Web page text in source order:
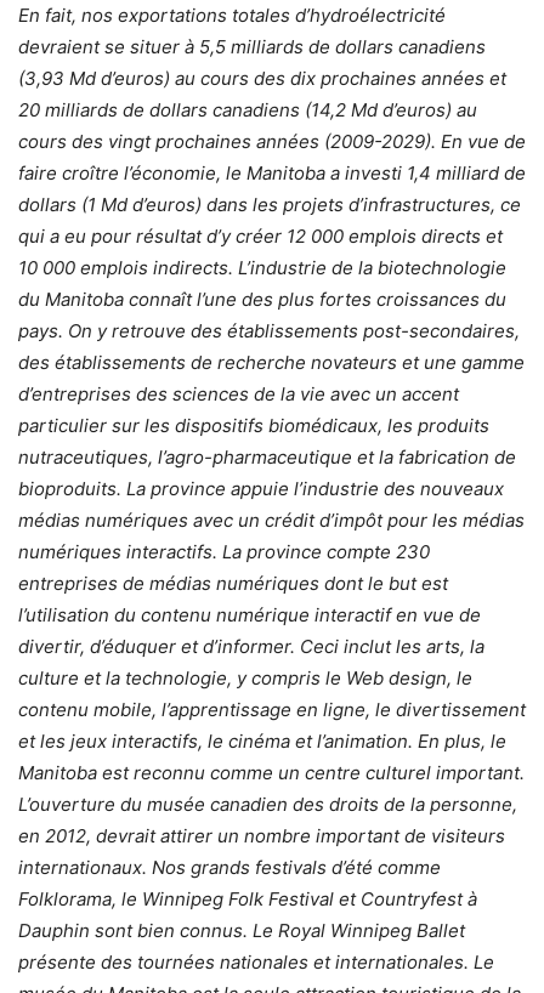
En fait, nos exportations totales d’hydroélectricité
devraient se situer à 5,5 milliards de dollars canadiens
(3,93 Md d’euros) au cours des dix prochaines années et
20 milliards de dollars canadiens (14,2 Md d’euros) au
cours des vingt prochaines années (2009-2029). En vue de
faire croître l’économie, le Manitoba a investi 1,4 milliard de
dollars (1 Md d’euros) dans les projets d’infrastructures, ce
qui a eu pour résultat d’y créer 12 000 emplois directs et
10 000 emplois indirects. L’industrie de la biotechnologie
du Manitoba connaît l’une des plus fortes croissances du
pays. On y retrouve des établissements post-secondaires,
des établissements de recherche novateurs et une gamme
d’entreprises des sciences de la vie avec un accent
particulier sur les dispositifs biomédicaux, les produits
nutraceutiques, l’agro-pharmaceutique et la fabrication de
bioproduits. La province appuie l’industrie des nouveaux
médias numériques avec un crédit d’impôt pour les médias
numériques interactifs. La province compte 230
entreprises de médias numériques dont le but est
l’utilisation du contenu numérique interactif en vue de
divertir, d’éduquer et d’informer. Ceci inclut les arts, la
culture et la technologie, y compris le Web design, le
contenu mobile, l’apprentissage en ligne, le divertissement
et les jeux interactifs, le cinéma et l’animation. En plus, le
Manitoba est reconnu comme un centre culturel important.
L’ouverture du musée canadien des droits de la personne,
en 2012, devrait attirer un nombre important de visiteurs
internationaux. Nos grands festivals d’été comme
Folklorama, le Winnipeg Folk Festival et Countryfest à
Dauphin sont bien connus. Le Royal Winnipeg Ballet
présente des tournées nationales et internationales. Le